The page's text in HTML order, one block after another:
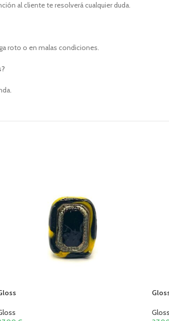
al cliente te resolverá cualquier duda.
roto o en malas condiciones.
Gloss